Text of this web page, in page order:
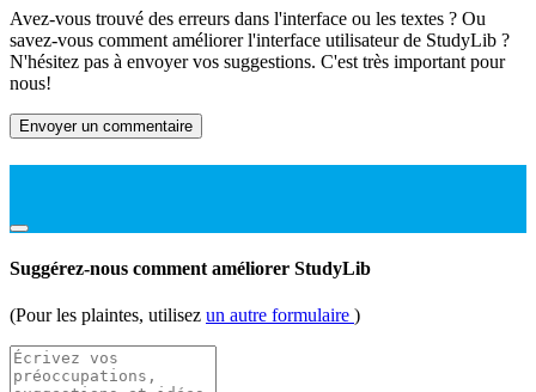
Avez-vous trouvé des erreurs dans l'interface ou les textes ? Ou
savez-vous comment améliorer l'interface utilisateur de StudyLib ?
N'hésitez pas à envoyer vos suggestions. C'est très important pour
nous!
Envoyer un commentaire
Suggérez-nous comment améliorer StudyLib
(Pour les plaintes, utilisez un autre formulaire )